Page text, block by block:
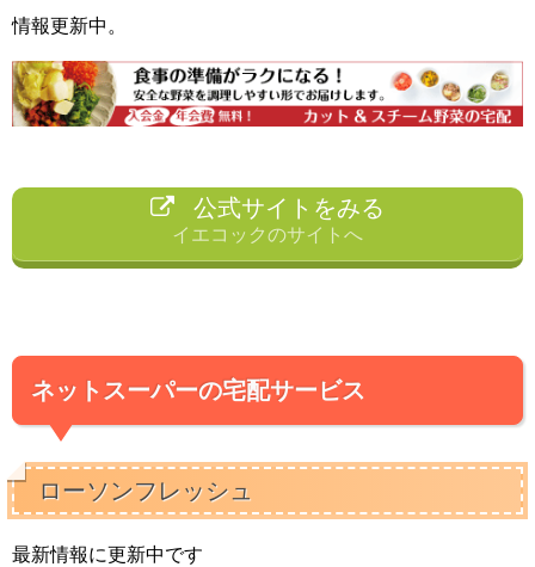
情報更新中。
公式サイトをみる
イエコックのサイトへ
ネットスーパーの宅配サービス
ローソンフレッシュ
最新情報に更新中です